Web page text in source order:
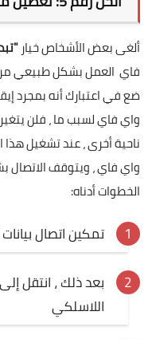
ألغى بعض الأشخاص خيار
فاي العمل بشكل طبيعي
ضع في اعتبارك أنه بمجرد
واي فاي لسبب ما ، فلن يتغير
ناحية أخرى ، عند تشغيل
واي فاي ، ويتوقف الاتصال
الخطوات أدناه:
تمكين اتصال
بعد ذلك ، انتقل
اللاسلكي